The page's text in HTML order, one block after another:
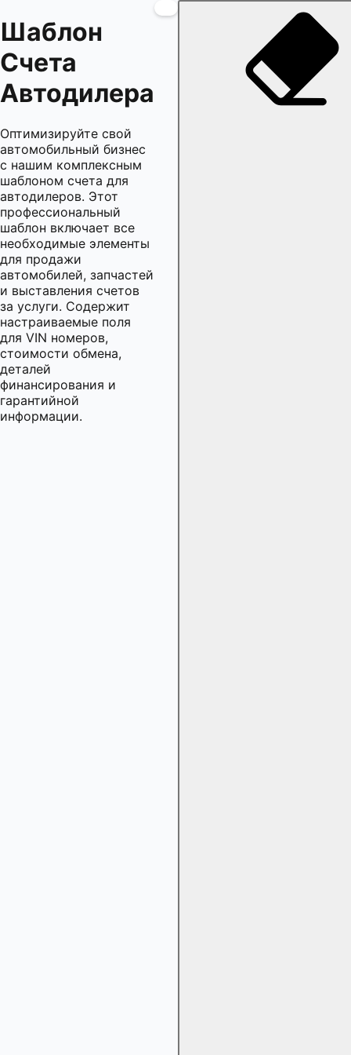
Шаблон
Счета
Автодилера
Оптимизируйте свой
автомобильный бизнес
с нашим комплексным
шаблоном счета для
автодилеров. Этот
профессиональный
шаблон включает все
необходимые элементы
для продажи
автомобилей, запчастей
и выставления счетов
за услуги. Содержит
настраиваемые поля
для VIN номеров,
стоимости обмена,
деталей
финансирования и
гарантийной
информации.